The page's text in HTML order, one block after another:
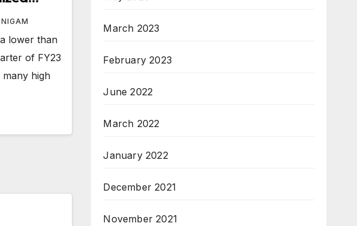
lower than
of FY23
high
March 2023
February 2023
June 2022
March 2022
January 2022
December 2021
November 2021